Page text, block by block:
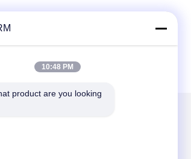
10:48 PM
product are you looking